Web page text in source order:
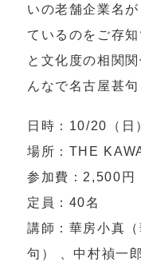
いの老舗企業名
ているのをご存
と文化度の相関
んなで名古屋甚
日時：10/20（
場所：THE
参加費：2,500円
定員：40名
講師：華房小真
句） 、中村禎一